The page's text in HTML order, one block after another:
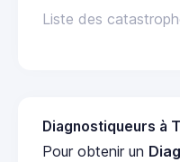
Liste des
Diagnostiqueurs à
Pour obtenir un